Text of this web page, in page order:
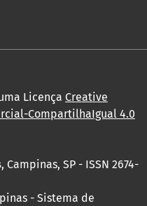
Licença Creative
CompartilhaIgual 4.0
, Campinas, SP - ISSN 2674-
- Sistema de